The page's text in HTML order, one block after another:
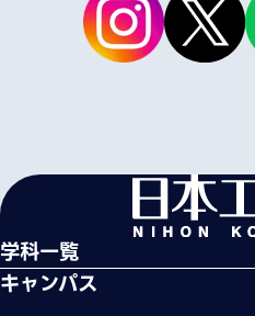
学科一覧
キャンパス